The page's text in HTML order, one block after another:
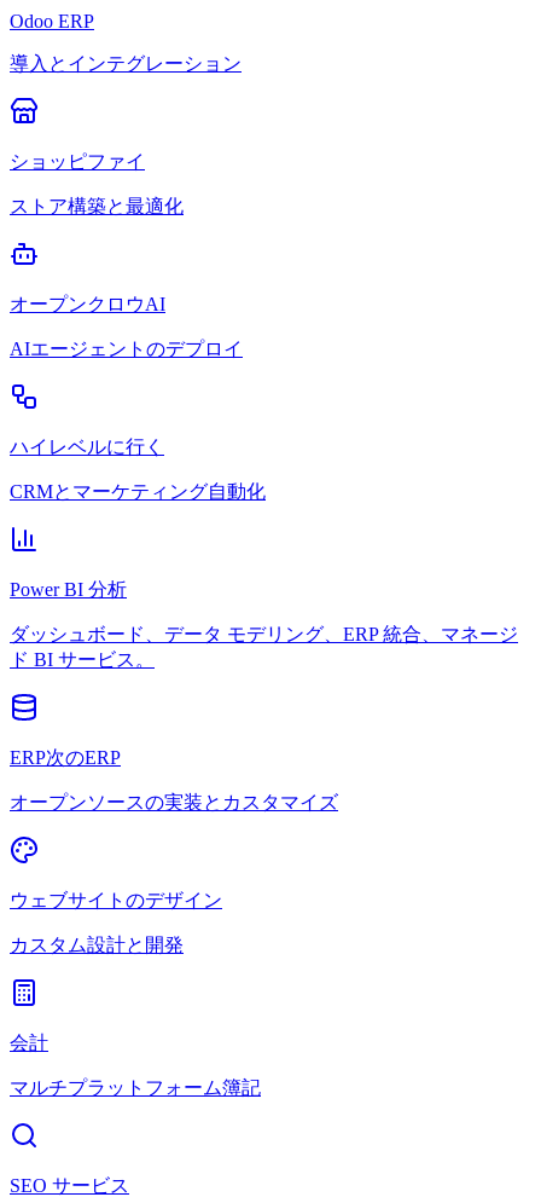
Odoo ERP
導入とインテグレーション
ショッピファイ
ストア構築と最適化
オープンクロウAI
AIエージェントのデプロイ
ハイレベルに行く
CRMとマーケティング自動化
Power BI 分析
ダッシュボード、データ モデリング、ERP 統合、マネージ
ド BI サービス。
ERP次のERP
オープンソースの実装とカスタマイズ
ウェブサイトのデザイン
カスタム設計と開発
会計
マルチプラットフォーム簿記
SEO サービス